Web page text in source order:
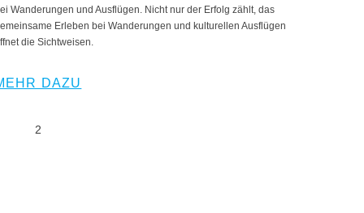
Wanderungen und Ausflügen. Nicht nur der Erfolg zählt, das
Erleben bei Wanderungen und kulturellen Ausflügen
die Sichtweisen.
DAZU